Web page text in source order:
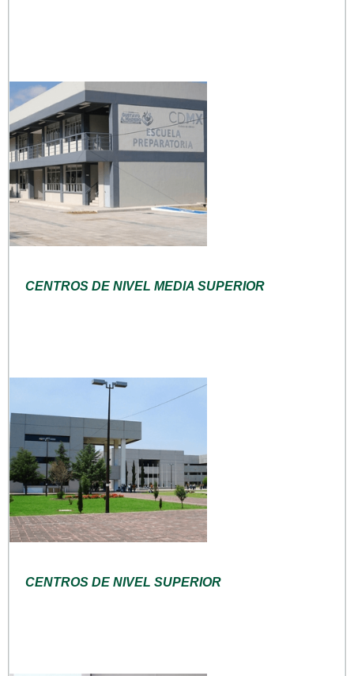
CENTROS DE NIVEL MEDIA SUPERIOR
CENTROS DE NIVEL SUPERIOR